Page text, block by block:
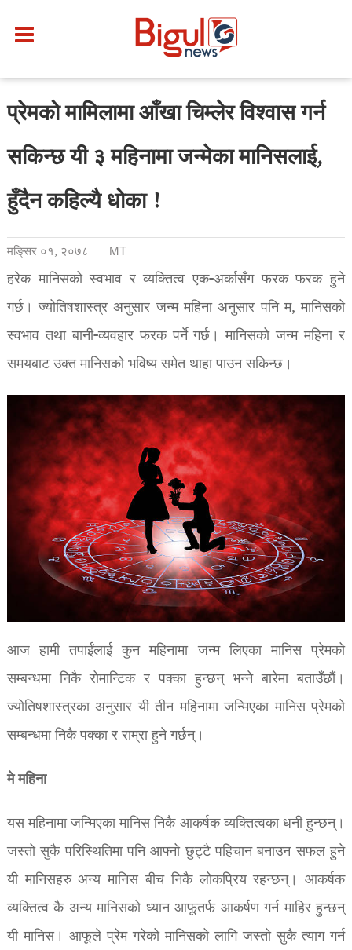
प्रेमको मामिलामा आँखा चिम्लेर विश्वास गर्न
सकिन्छ यी ३ महिनामा जन्मेका मानिसलाई,
हुँदैन कहिल्यै धोका !
मङि्सर ०१, २०७८ MT
हरेक मानिसको स्वभाव र व्यक्तित्व एक-अर्कासँग फरक फरक हुने
गर्छ। ज्योतिषशास्त्र अनुसार जन्म महिना अनुसार पनि म, मानिसको
स्वभाव तथा बानी-व्यवहार फरक पर्ने गर्छ। मानिसको जन्म महिना र
समयबाट उक्त मानिसको भविष्य समेत थाहा पाउन सकिन्छ।
आज हामी तपाईंलाई कुन महिनामा जन्म लिएका मानिस प्रेमको
सम्बन्धमा निकै रोमान्टिक र पक्का हुन्छन् भन्ने बारेमा बताउँछौं।
ज्योतिषशास्त्रका अनुसार यी तीन महिनामा जन्मिएका मानिस प्रेमको
सम्बन्धमा निकै पक्का र राम्रा हुने गर्छन्।
मे महिना
यस महिनामा जन्मिएका मानिस निकै आकर्षक व्यक्तित्वका धनी हुन्छन्।
जस्तो सुकै परिस्थितिमा पनि आफ्नो छुट्टै पहिचान बनाउन सफल हुने
यी मानिसहरु अन्य मानिस बीच निकै लोकप्रिय रहन्छन्। आकर्षक
व्यक्तित्व कै अन्य मानिसको ध्यान आफूतर्फ आकर्षण गर्न माहिर हुन्छन्
यी मानिस। आफूले प्रेम गरेको मानिसको लागि जस्तो सुकै त्याग गर्न